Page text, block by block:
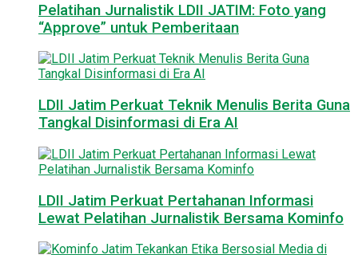
Pelatihan Jurnalistik LDII JATIM: Foto yang
“Approve” untuk Pemberitaan
LDII Jatim Perkuat Teknik Menulis Berita Guna
Tangkal Disinformasi di Era AI
LDII Jatim Perkuat Pertahanan Informasi
Lewat Pelatihan Jurnalistik Bersama Kominfo